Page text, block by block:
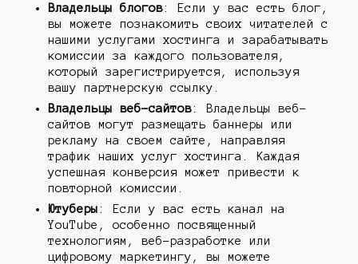
Владельцы блогов: Если у вас есть блог,
вы можете познакомить своих читателей с
нашими услугами хостинга и зарабатывать
комиссии за каждого пользователя,
который зарегистрируется, используя
вашу партнерскую ссылку.
Владельцы веб-сайтов: Владельцы веб-
сайтов могут размещать баннеры или
рекламу на своем сайте, направляя
трафик наших услуг хостинга. Каждая
успешная конверсия может привести к
повторной комиссии.
Ютуберы: Если у вас есть канал на
YouTube, особенно посвященный
технологиям, веб-разработке или
цифровому маркетингу, вы можете